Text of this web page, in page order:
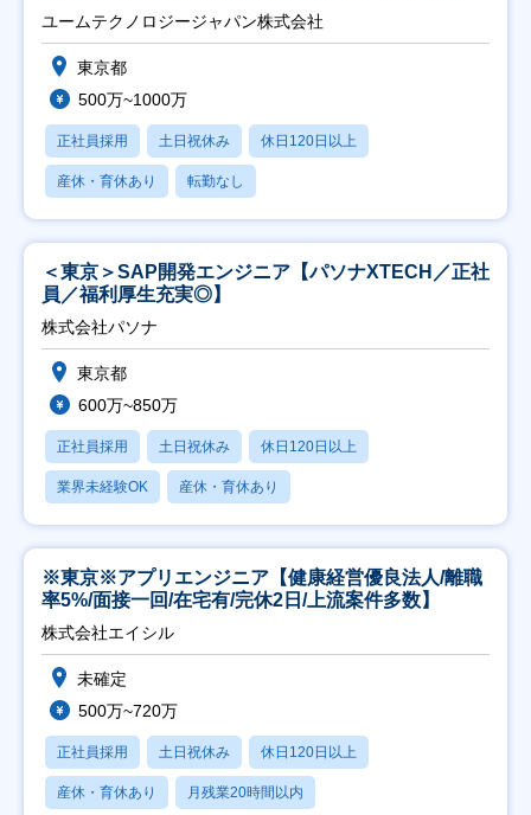
ユームテクノロジージャパン株式会社
東京都
500万~1000万
正社員採用 土日祝休み 休日120日以上
産休・育休あり 転勤なし
＜東京＞SAP開発エンジニア【パソナXTECH／正社
員／福利厚生充実◎】
株式会社パソナ
東京都
600万~850万
正社員採用 土日祝休み 休日120日以上
業界未経験OK 産休・育休あり
※東京※アプリエンジニア【健康経営優良法人/離職
率5%/面接一回/在宅有/完休2日/上流案件多数】
株式会社エイシル
未確定
500万~720万
正社員採用 土日祝休み 休日120日以上
産休・育休あり 月残業20時間以内